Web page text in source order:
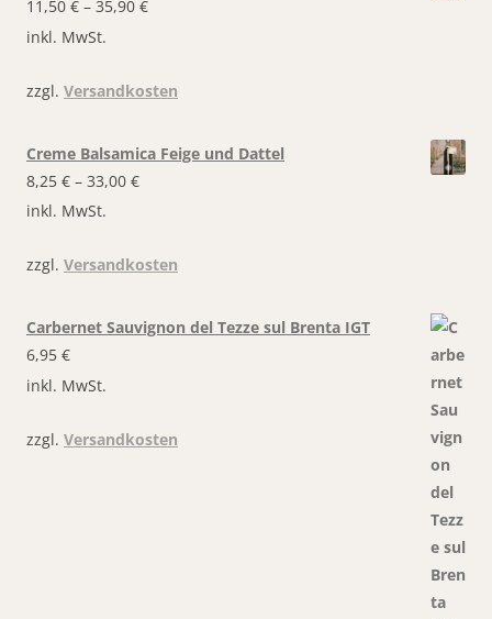
11,50 € – 35,90 €
inkl. MwSt.
zzgl. Versandkosten
Creme Balsamica Feige und Dattel
8,25 € – 33,00 €
inkl. MwSt.
zzgl. Versandkosten
Carbernet Sauvignon del Tezze sul Brenta IGT
6,95 €
inkl. MwSt.
zzgl. Versandkosten